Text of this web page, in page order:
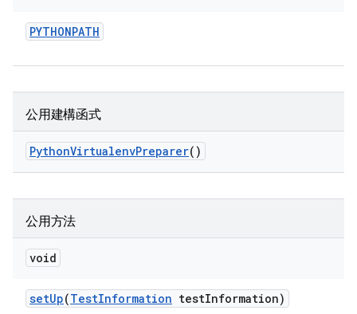
PYTHONPATH
公用建構函式
PythonVirtualenvPreparer()
公用方法
void
setUp(TestInformation testInformation)